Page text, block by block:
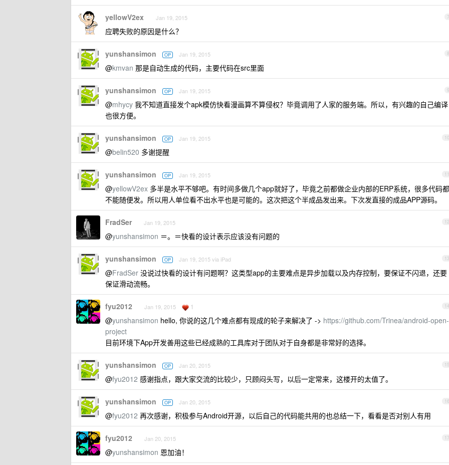
7
yellowV2ex Jan 19, 2015
应聘失败的原因是什么？
8
yunshansimon OP Jan 19, 2015
@kmvan 那是自动生成的代码，主要代码在src里面
9
yunshansimon OP Jan 19, 2015
@mhycy 我不知道直接发个apk模仿快看漫画算不算侵权？毕竟调用了人家的服务端。所以，有兴趣的自己编译
也很方便。
10
yunshansimon OP Jan 19, 2015
@belin520 多谢提醒
11
yunshansimon OP Jan 19, 2015
@yellowV2ex 多半是水平不够吧。有时间多做几个app就好了，毕竟之前都做企业内部的ERP系统，很多代码都
不能随便发。所以用人单位看不出水平也是可能的。这次把这个半成品发出来。下次发直接的成品APP源码。
12
FradSer Jan 19, 2015
@yunshansimon ＝。＝快看的设计表示应该没有问题的
13
yunshansimon OP Jan 19, 2015 via iPad
@FradSer 没说过快看的设计有问题啊？这类型app的主要难点是异步加载以及内存控制，要保证不闪退，还要
保证滑动流畅。
14
fyu2012 Jan 19, 2015 1
@yunshansimon hello, 你说的这几个难点都有现成的轮子来解决了 -> https://github.com/Trinea/android-open-
project
目前环境下App开发善用这些已经成熟的工具库对于团队对于自身都是非常好的选择。
15
yunshansimon OP Jan 20, 2015
@fyu2012 感谢指点，跟大家交流的比较少，只顾闷头写，以后一定常来，这楼开的太值了。
16
yunshansimon OP Jan 20, 2015
@fyu2012 再次感谢，积极参与Android开源，以后自己的代码能共用的也总结一下，看看是否对别人有用
17
fyu2012 Jan 20, 2015
@yunshansimon 恩加油！